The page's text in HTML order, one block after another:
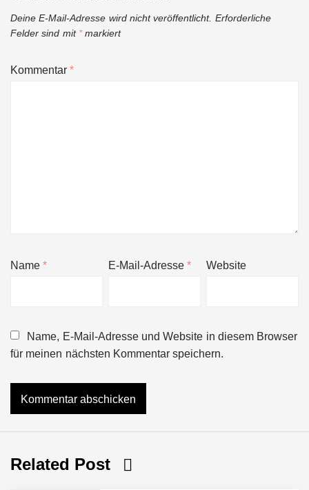
Deine E-Mail-Adresse wird nicht veröffentlicht. Erforderliche
Felder sind mit *markiert
Kommentar*
Name* E-Mail-Adresse* Website
Name, E-Mail-Adresse und Website in diesem Browser
für meinen nächsten Kommentar speichern.
Related Post